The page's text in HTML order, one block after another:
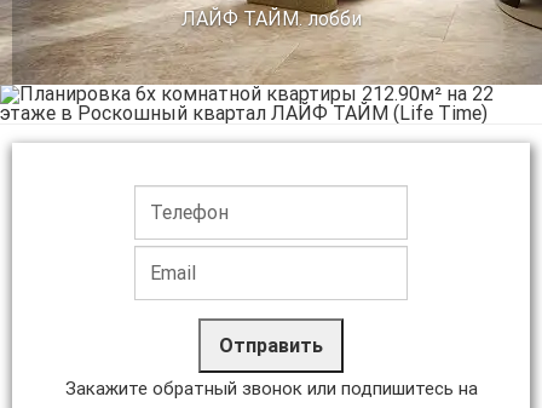
ЛАЙФ ТАЙМ. лобби
Отправить
Закажите обратный звонок или подпишитесь на